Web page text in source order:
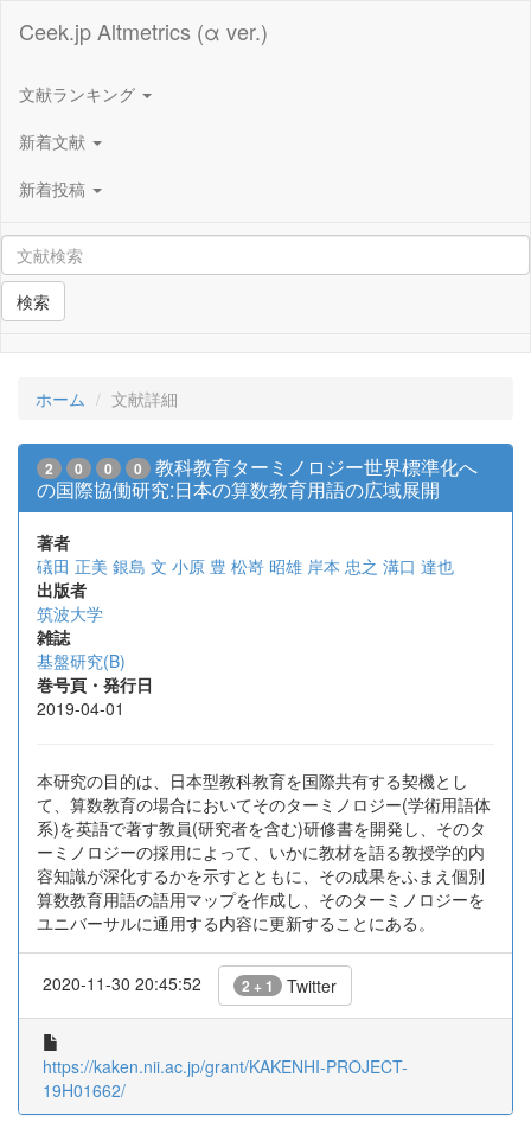
Ceek.jp Altmetrics (α ver.)
文献ランキング
新着文献
新着投稿
検索
ホーム 文献詳細
2 0 0 0
教科教育ターミノロジー世界標準化へ
の国際協働研究:日本の算数教育用語の広域展開
著者
礒田 正美 銀島 文 小原 豊 松嵜 昭雄 岸本 忠之 溝口 達也
出版者
筑波大学
雑誌
基盤研究(B)
巻号頁・発行日
2019-04-01
本研究の目的は、日本型教科教育を国際共有する契機とし
て、算数教育の場合においてそのターミノロジー(学術用語体
系)を英語で著す教員(研究者を含む)研修書を開発し、そのタ
ーミノロジーの採用によって、いかに教材を語る教授学的内
容知識が深化するかを示すとともに、その成果をふまえ個別
算数教育用語の語用マップを作成し、そのターミノロジーを
ユニバーサルに通用する内容に更新することにある。
2020-11-30 20:45:52 2 + 1 Twitter
https://kaken.nii.ac.jp/grant/KAKENHI-PROJECT-
19H01662/